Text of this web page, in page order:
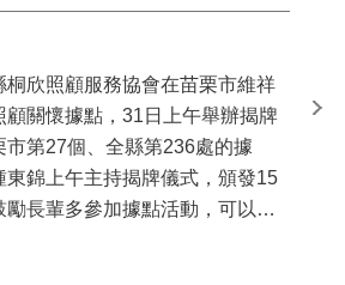
桐欣照顧服務協會在苗栗市維祥
顧關懷據點，31日上午舉辦揭牌
市第27個、全縣第236處的據
東錦上午主持揭牌儀式，頒發15
勵長輩多參加據點活動，可以更
苗